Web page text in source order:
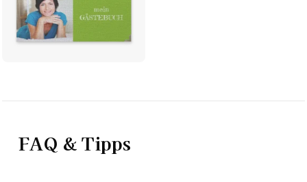
FAQ & Tipps